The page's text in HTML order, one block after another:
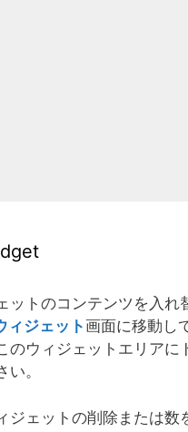
ットのコンテンツを入れ
ィジェット画面に移動し
のウィジェットエリアに
い。
ジェットの削除または数